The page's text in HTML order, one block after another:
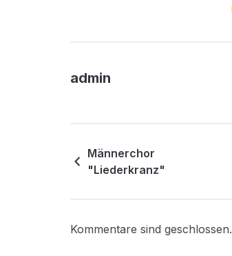
admin
Männerchor
"Liederkranz"
Kommentare sind geschlossen.